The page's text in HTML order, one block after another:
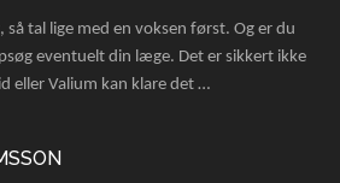
så tal lige med en voksen først. Og er du
eventuelt din læge. Det er sikkert ikke
eller Valium kan klare det …